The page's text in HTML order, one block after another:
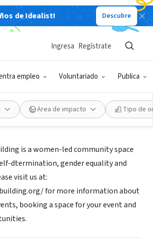
de Idealist! Descubre
empleo Voluntariado Publica
Ingresa Regístrate
Área de impacto Tipo de
SIN FIN DE LUCRO
Building
is a women-led community space
dtermination, gender equality and
visit us at:
for more information about
booking a space for your event and